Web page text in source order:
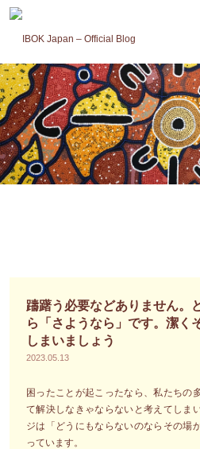
ツ
へ
ス
キ
ッ
プ
躊躇う必要などありません。
ら「さようなら」です。潔く
しまいましょう
2023.05.13
困ったことが起こったなら、私たちの
て解決しなきゃならないと考えてしま
ジは「どうにもならないのならその場
っています。